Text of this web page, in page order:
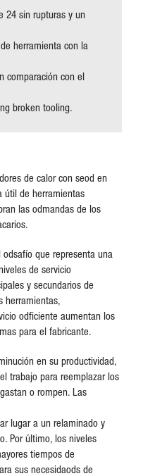
24 sin rupturas y un
herramienta con la
comparación con el
broken tooling.
de calor con seod en
útil de herramientas
las odmandas de los
que representa una
de servicio
y secundarios de
herramientas,
odficiente aumentan los
para el fabricante.
en su productividad,
trabajo para reemplazar los
o rompen. Las
lugar a un relaminado y
Por último, los niveles
tiempos de
sus necesidaods de